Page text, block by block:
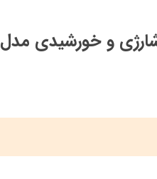
و خورشیدی مدل